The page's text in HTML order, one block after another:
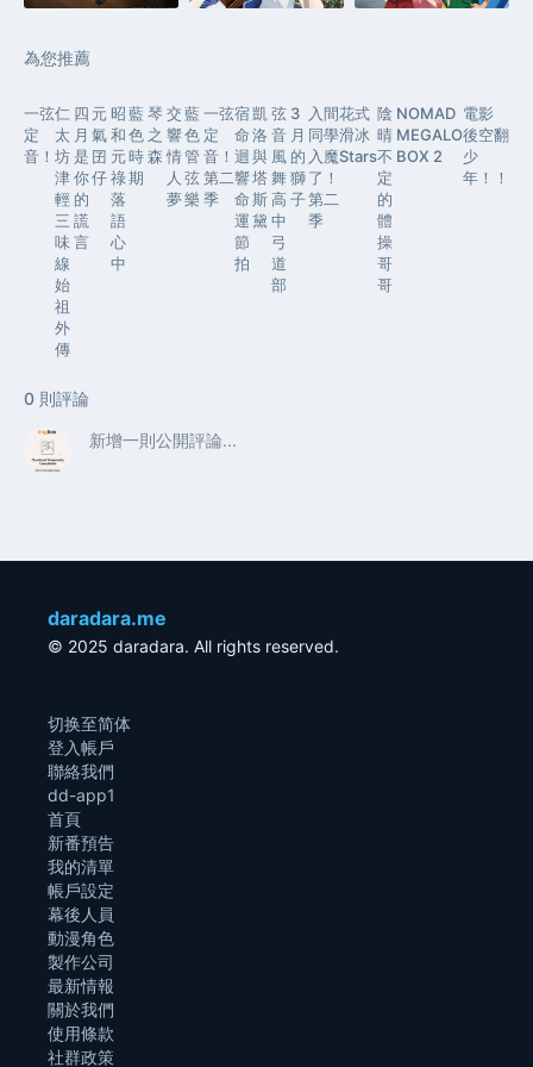
為您推薦
一弦
定
音！
仁
太
坊
津
輕
三
味
線
始
祖
外
傳
四
月
是
你
的
謊
言
元
氣
囝
仔
昭
和
元
祿
落
語
心
中
藍
色
時
期
琴
之
森
交
響
情
人
夢
藍
色
管
弦
樂
一弦
定
音！
第二
季
宿
命
迴
響
命
運
節
拍
凱
洛
與
塔
斯
黛
弦
音
風
舞
高
中
弓
道
部
3
月
的
獅
子
入間
同學
入魔
了！
第二
季
花式
滑冰
Stars
陰
晴
不
定
的
體
操
哥
哥
NOMAD
MEGALO
BOX 2
電影
後空翻
少
年！！
0 則評論
daradara.me
© 2025 daradara. All rights reserved.
切换至简体
登入帳戶
聯絡我們
dd-app1
首頁
新番預告
我的清單
帳戶設定
幕後人員
動漫角色
製作公司
最新情報
關於我們
使用條款
社群政策